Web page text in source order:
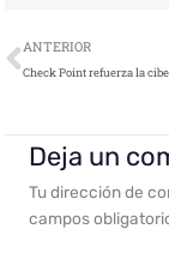
Ant
ANTERIOR
Deja un
Tu dirección de
campos